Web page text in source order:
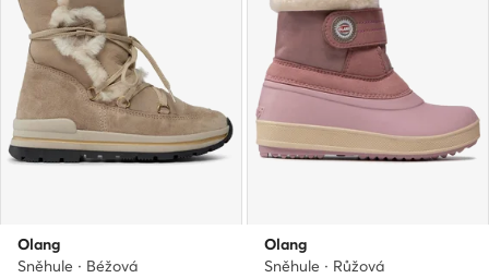
Olang
Sněhule · Béžová
Olang
Sněhule · Růžová